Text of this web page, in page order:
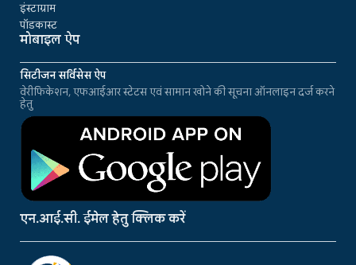
इंस्टाग्राम
पॉडकास्ट
मोबाइल ऐप
सिटीजन सर्विसेस ऐप
वेरीफिकेशन, एफआईआर स्टेटस एवं सामान खोने की सूचना ऑनलाइन दर्ज करने
हेतु
एन.आई.सी. ईमेल हेतु क्लिक करें